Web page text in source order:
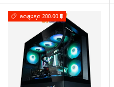
ลดสูงสุด 200.00 ฿